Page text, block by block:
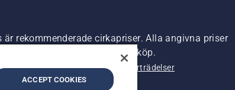
rekommenderade cirkapriser. Alla angivna priser
är tillgänglig för direkt köp.
Rapportera misstänkta överträdelser
ACCEPT COOKIES